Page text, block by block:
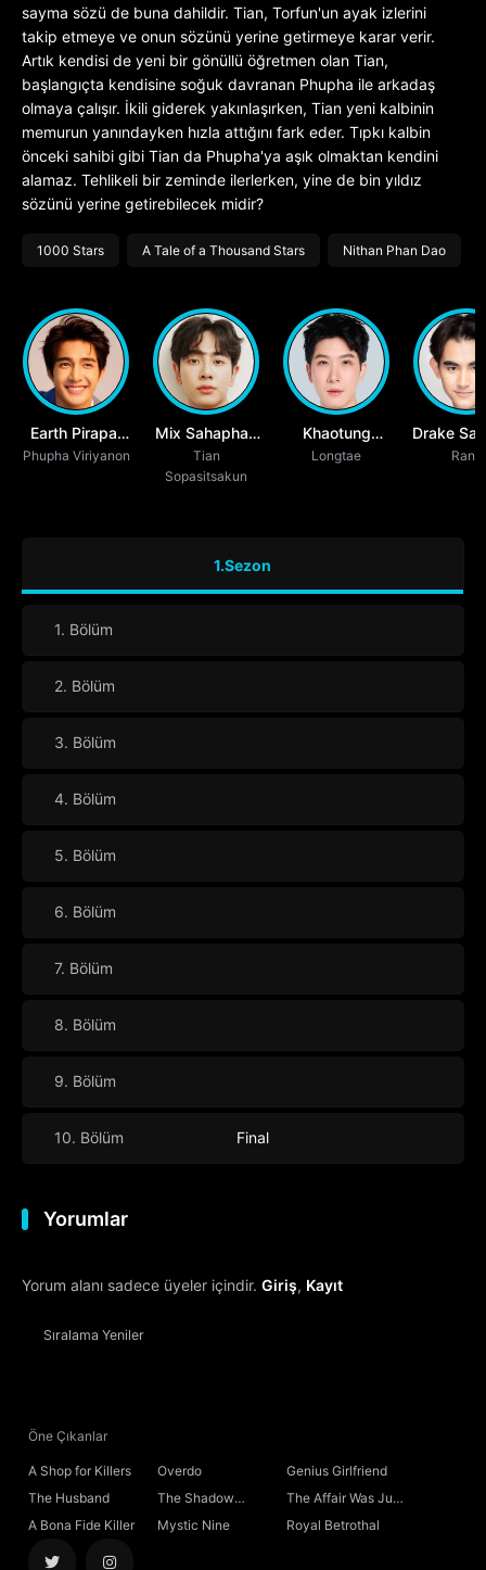
sayma sözü de buna dahildir. Tian, Torfun'un ayak izlerini
takip etmeye ve onun sözünü yerine getirmeye karar verir.
Artık kendisi de yeni bir gönüllü öğretmen olan Tian,
başlangıçta kendisine soğuk davranan Phupha ile arkadaş
olmaya çalışır. İkili giderek yakınlaşırken, Tian yeni kalbinin
memurun yanındayken hızla attığını fark eder. Tıpkı kalbin
önceki sahibi gibi Tian da Phupha'ya aşık olmaktan kendini
alamaz. Tehlikeli bir zeminde ilerlerken, yine de bin yıldız
sözünü yerine getirebilecek midir?
1000 Stars A Tale of a Thousand Stars Nithan Phan Dao
Earth Pirapat
Watthanasetsiri
Phupha Viriyanon
Mix Sahaphap
Wongratch
Tian
Sopasitsakun
Khaotung
Thanawat
Longtae
Drake
Rang
1.Sezon
1. Bölüm
2. Bölüm
3. Bölüm
4. Bölüm
5. Bölüm
6. Bölüm
7. Bölüm
8. Bölüm
9. Bölüm
10. Bölüm Final
Yorumlar
Yorum alanı sadece üyeler içindir. Giriş, Kayıt
Sıralama Yeniler
Öne Çıkanlar
A Shop for Killers Overdo
Genius Girlfriend
The Husband
The Shadow
Sovereign
The Affair Was Just
the Beginning
A Bona Fide Killer Mystic Nine Royal Betrothal